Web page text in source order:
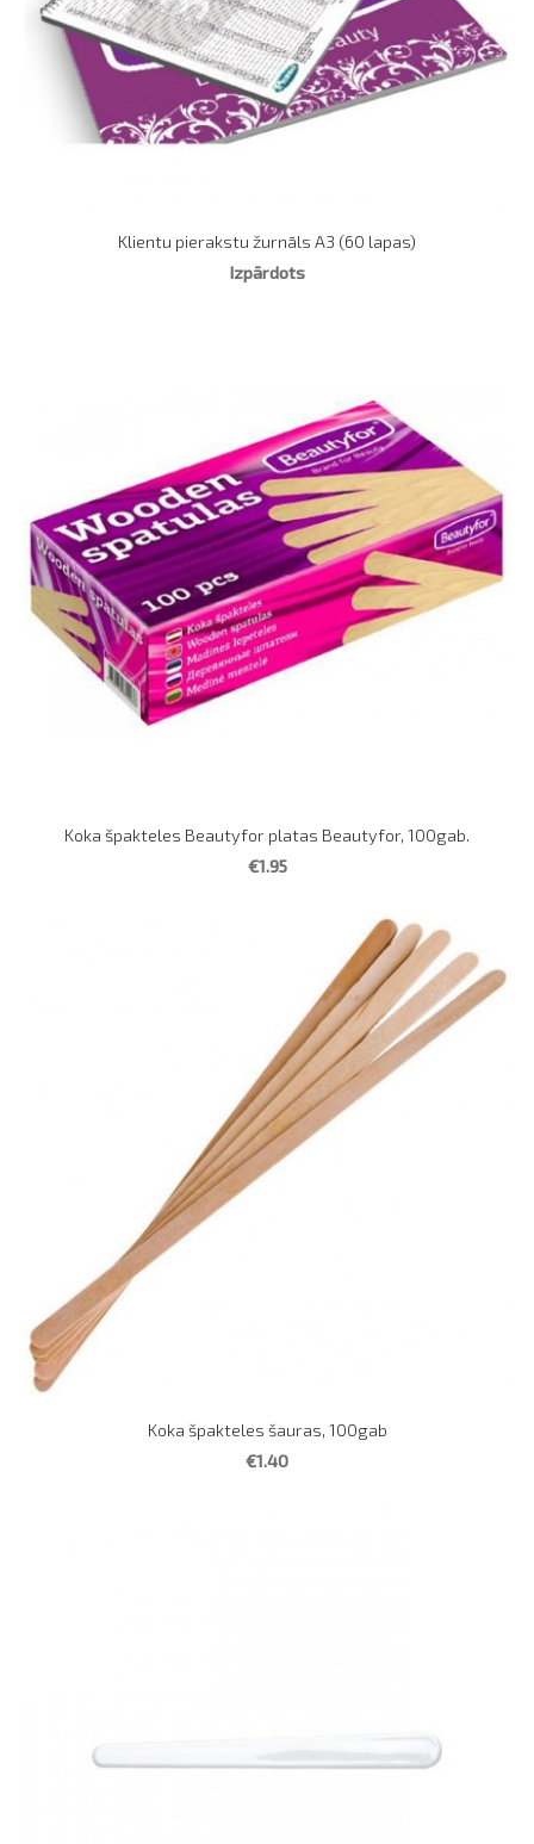
Klientu pierakstu žurnāls A3 (60 lapas)
Izpārdots
Koka špakteles Beautyfor platas Beautyfor, 100gab.
€1.95
Koka špakteles šauras, 100gab
€1.40